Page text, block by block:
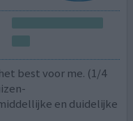
best voor me. (1/4
en duidelijke